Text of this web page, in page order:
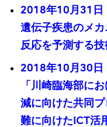
2018年10月31日
遺伝子疾患のメ
反応を予測する
2018年10月30日
「川崎臨海部に
減に向けた共同
難に向けたICT活